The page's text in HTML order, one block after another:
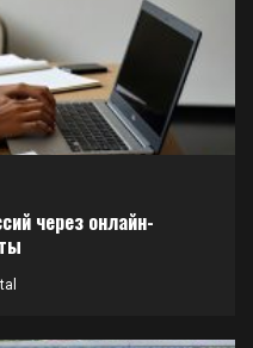
через онлайн-